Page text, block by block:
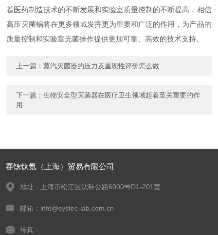
着医药制造技术的不断发展和实验室质量控制的不断提高，相信
高压灭菌锅将在更多领域发挥更为重要和广泛的作用，为产品的
质量控制和实验室无菌操作提供更加可靠、高效的技术支持。
上一篇：蒸汽灭菌器的压力及重现性评价怎么做
下一篇：生物安全型灭菌器在医疗卫生领域起着至关重要的作
用
赛锶钛氪（上海）贸易有限公司
地址：上海市松江区沈砖公路6000号D1-201室
邮箱：info@systec-lab.com.cn
传真：